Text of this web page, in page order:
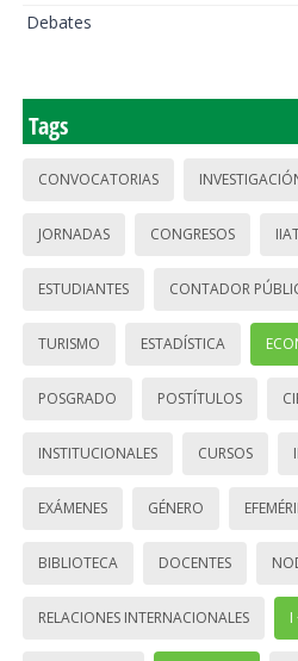
Debates
Tags
CONVOCATORIAS
JORNADAS CONGRESOS
ESTUDIANTES CONTADOR
TURISMO ESTADÍSTICA
POSGRADO POSTÍTULOS
INSTITUCIONALES CURSOS
EXÁMENES GÉNERO
BIBLIOTECA DOCENTES
RELACIONES INTERNACIONALES I